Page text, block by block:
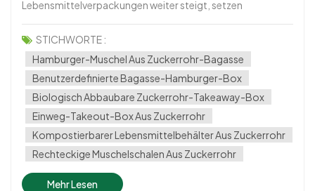
Lebensmittelverpackungen weiter steigt, setzen
Restaurants und Lebensmittelhändler zunehmend auf
nachhaltige Alternativen, die mit ökologischen Werten im
Einklang stehen. Die PFAS-freie Clamshell-
Lebensmittelbehälter aus Zuckerrohrbagasse bietet die
perfekte Bal...
STICHWORTE :
Hamburger-Muschel Aus Zuckerrohr-Bagasse
Benutzerdefinierte Bagasse-Hamburger-Box
Biologisch Abbaubare Zuckerrohr-Takeaway-Box
Einweg-Takeout-Box Aus Zuckerrohr
Kompostierbarer Lebensmittelbehälter Aus Zuckerrohr
Rechteckige Muschelschalen Aus Zuckerrohr
Mehr Lesen